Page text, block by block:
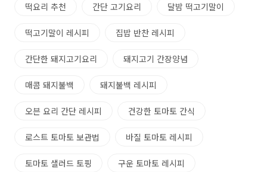
떡요리 추천 간단 고기요리 달밤 떡고기말이
떡고기말이 레시피 집밥 반찬 레시피
간단한 돼지고기요리 돼지고기 간장양념
매콤 돼지불백 돼지불백 레시피
오븐 요리 간단 레시피 건강한 토마토 간식
로스트 토마토 보관법 바질 토마토 레시피
토마토 샐러드 토핑 구운 토마토 레시피